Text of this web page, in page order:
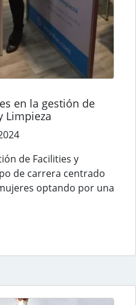
en la gestión de
Limpieza
de Facilities y
de carrera centrado
optando por una